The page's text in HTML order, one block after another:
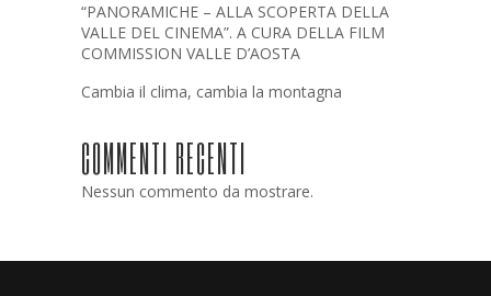
“PANORAMICHE – ALLA SCOPERTA DELLA
VALLE DEL CINEMA”. A CURA DELLA FILM
COMMISSION VALLE D’AOSTA
Cambia il clima, cambia la montagna
COMMENTI RECENTI
Nessun commento da mostrare.